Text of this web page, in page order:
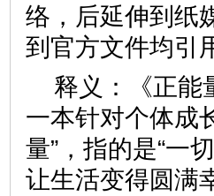
络，后延伸到纸
到官方文件均
释义：《正能
一本针对个体成
量”，指的是“一
让生活变得圆满